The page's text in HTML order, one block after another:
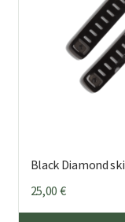
Black Diamond
25,00 €